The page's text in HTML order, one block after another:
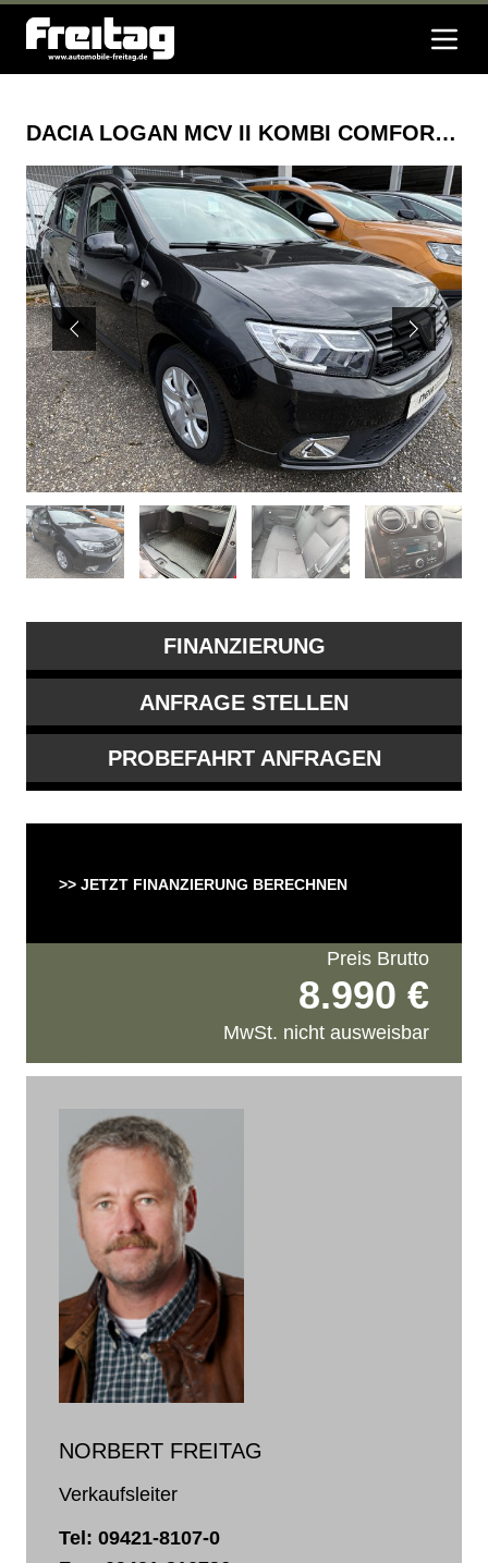
DACIA LOGAN MCV II KOMBI COMFORT SCE 75
FINANZIERUNG
ANFRAGE STELLEN
PROBEFAHRT ANFRAGEN
>> JETZT FINANZIERUNG BERECHNEN
Preis Brutto
8.990 €
MwSt. nicht ausweisbar
NORBERT FREITAG
Verkaufsleiter
Tel: 09421-8107-0